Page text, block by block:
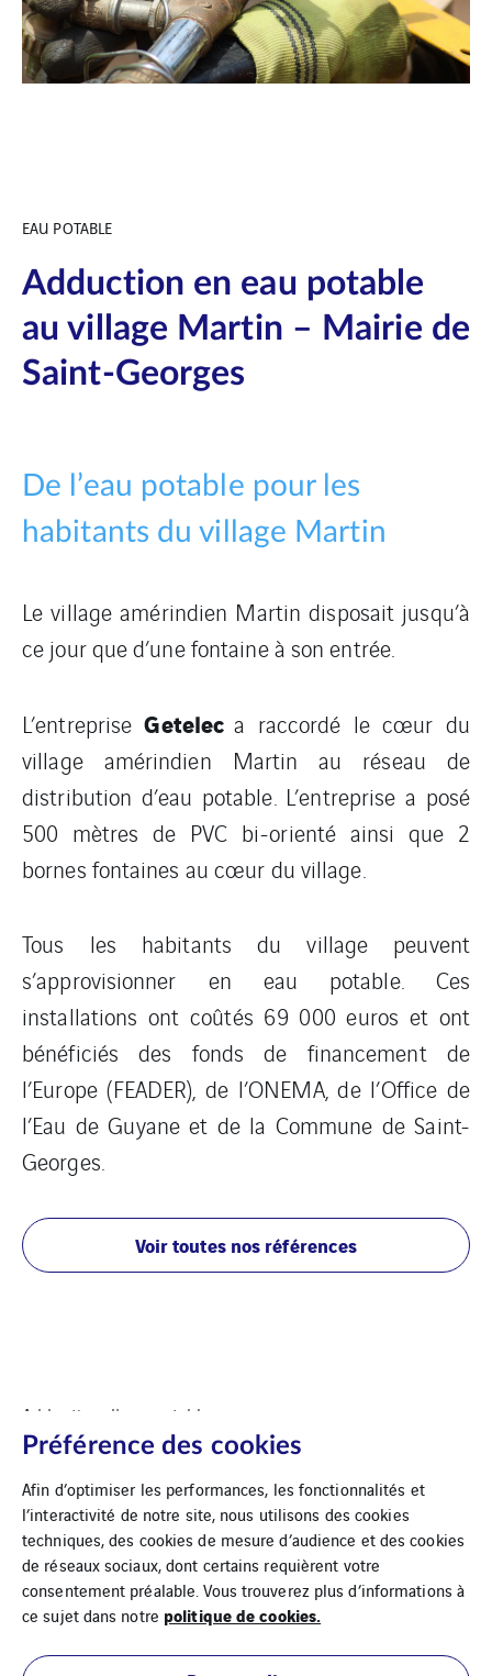
EAU POTABLE
Adduction en eau potable
au village Martin – Mairie de
Saint-Georges
De l’eau potable pour les
habitants du village Martin
Le village amérindien Martin disposait jusqu’à
ce jour que d’une fontaine à son entrée.
L’entrepriseGeteleca raccordé le cœur du
village amérindien Martin au réseau de
distribution d’eau potable. L’entreprise a posé
500 mètres de PVC bi-orienté ainsi que 2
bornes fontaines au cœur du village.
Tous les habitants du village peuvent
s’approvisionner en eau potable. Ces
installations ont coûtés 69 000 euros et ont
bénéficiés des fonds de financement de
l’Europe (FEADER), de l’ONEMA, de l’Office de
l’Eau de Guyane et de la Commune de Saint-
Georges.
Voir toutes nos références
Adduction d'eau potable
Mentions légales
Préférence des cookies
Afin d’optimiser les performances, les fonctionnalités et
l’interactivité de notre site, nous utilisons des cookies
techniques, des cookies de mesure d’audience et des cookies
de réseaux sociaux, dont certains requièrent votre
consentement préalable. Vous trouverez plus d’informations à
ce sujet dans notre politique de cookies.